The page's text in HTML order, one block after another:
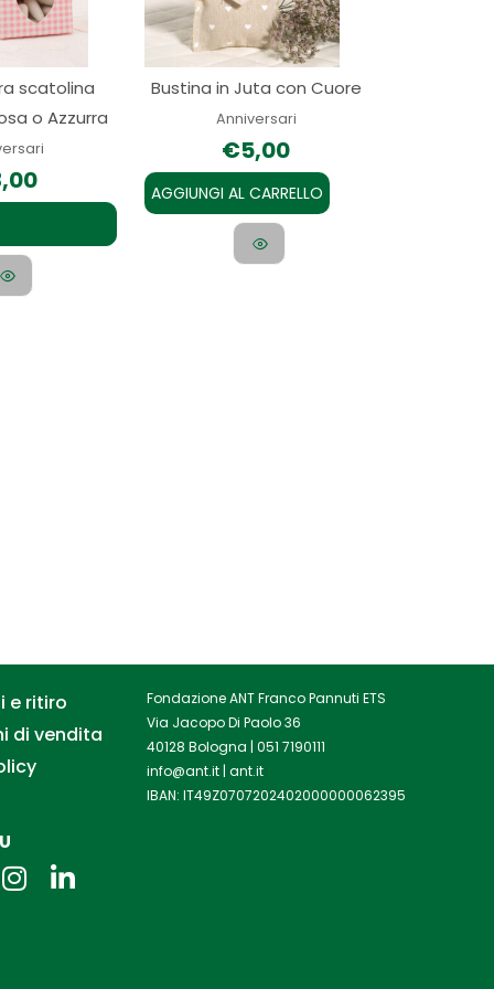
scatolina
o Azzurra
Le
possono
essere
scelte
nella
pagina
Bustina in Juta con Cuore
Anniversari
€5,00
AGGIUNGI AL CARRELLO
e ritiro
di vendita
I L
Fondazione ANT Franco Pannuti ETS
Via Jacopo Di Paolo 36
40128 Bologna |051 7190111
info@ant.it |ant.it
IBAN: IT49Z0707202402000000062395